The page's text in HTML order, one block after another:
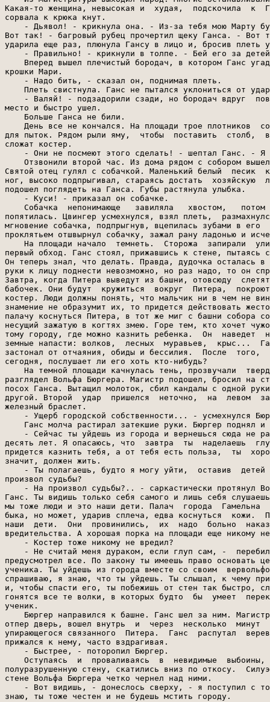
Какая-то женщина, невысокая и  худая,  подскочила  к
сорвала к крюка кнут.
- Дьявол! - крикнула она. - Из-за тебя мою Марту
Вот так! - багровый рубец прочертил щеку Ганса. - Вот
ударила еще раз, плюнула Гансу в лицо и, бросив плеть
- Правильно! - крикнули в толпе. - Бей его за
Вперед вышел плечистый бородач, в котором Ганс
крошки Мари.
    - Надо бить, - сказал он, поднимая плеть.
Плеть свистнула. Ганс не пытался уклониться от
- Валяй! - подзадорили сзади, но бородач вдруг
место и быстро ушел.
    Больше Ганса не били.
День все не кончался. На площади трое плотников
для пыток. Рядом рыли яму,  чтобы  поставить  столб,
сложат костер.
- Они не посмеют этого сделать! - шептал Ганс. - Я
Отзвонили второй час. Из дома рядом с собором
Святой отец гулял с собачкой. Маленький белый  песик
ног, высоко подпрыгивал, стараясь достать  хозяйскую
подошел поглядеть на Ганса. Губы растянула улыбка.
    - Куси! - приказал он собачке.
Собачка  непонимающе   завиляла   хвостом,   потом
попятилась. Цвингер усмехнулся, взял плеть,
мгновение собачка, подпрыгнув, вцепилась зубами в
проклятьем отшвырнул собачку, зажал рану ладонью и
На площади начало  темнеть.  Сторожа  запирали
первый обход. Ганс стоял, прижавшись к стене, пытаясь
Он теперь знал, что делать. Правда, дудочка осталась
руки к лицу поднести невозможно, но раз надо, то он
Завтра, когда Питера выведут из башни, отовсюду
бабочек. Они будут  кружиться  вокруг  Питера,
костер. Люди должны понять, что мальчик ни в чем не
знамение не образумит их, то придется действовать
палачу коснуться Питера, в тот же миг с башни собора
несущий зажатую в когтях змею. Горе тем, кто хочет
тому городу, где можно казнить ребенка.  Он  наведет
земные напасти: волков,  лесных  муравьев,  крыс...
застонал от отчаяния, обиды и бессилия.  После  того,
сегодня, послушает ли его хоть кто-нибудь?
На темной площади качнулась тень, прозвучали
разглядел Вольфа Бюргера. Магистр подошел, бросил на
посох Ганса. Вытащил молоток, сбил кандалы с одной
другой. Второй  удар  пришелся  неточно,  на  левом
железный браслет.
- Ущерб городской собственности... - усмехнулся
Ганс молча растирал затекшие руки. Бюргер поднял и
- Сейчас ты уйдешь из города и вернешься сюда не
десять лет. Я опасаюсь, что  завтра  ты  наделаешь
придется казнить тебя, а от тебя есть польза,  ты
значит, должен жить.
- Ты полагаешь, будто я могу уйти,  оставив  детей
произвол судьбы?
- На произвол судьбы?.. - саркастически протянул
Ганс. Ты видишь только себя самого и лишь себя
мы тоже люди и это наши дети. Палач  города  Гамельна
быка, но может, ударив сплеча, едва коснуться  кожи.
наши  дети.  Они  провинились,  их  надо  больно
вредительства. А хорошая порка на площади еще никому
    - Костер тоже никому не вредил?
- Не считай меня дураком, если глуп сам, -
предусмотрел все. По закону ты имеешь право основать
ученика. Ты уйдешь из города вместе со своим
спрашиваю, я знаю, что ты уйдешь. Ты слышал, к чему
и, чтобы спасти его, ты побежишь от стен так быстро,
гонятся все те волки, в которых будто  бы  умеет
ученик.
Бюргер направился к башне. Ганс шел за ним.
отпер дверь, вошел внутрь  и  через  несколько  минут
упирающегося связанного  Питера.  Ганс  распутал
прижался к нему, часто вздрагивая.
    - Быстрее, - поторопил Бюргер.
Оступаясь  и  проваливаясь  в  невидимые  выбоины,
полуразрушенную стену, скатились вниз по откосу.
стене Вольфа Бюргера четко чернел над ними.
- Вот видишь, - донеслось сверху, - я поступил с
знаю, ты тоже честен и не будешь мстить городу.